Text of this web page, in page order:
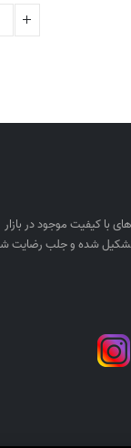
با کیفیت موجود در بازار
تشکیل شده و جلب رضایت